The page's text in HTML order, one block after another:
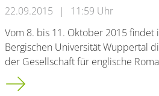
22.09.2015 |
11:59 Uhr
Vom 8. bis 11. Oktober 2015 findet
Bergischen Universität Wuppertal
der Gesellschaft für englische
Englischsprachige Tagung zu